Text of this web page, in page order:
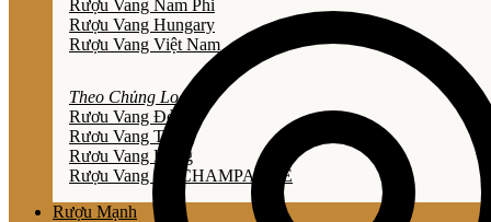
Rượu Vang Nam Phi
Rượu Vang Hungary
Rượu Vang Việt Nam
Theo Chủng Loại
Rươu Vang Đỏ
Rươu Vang Trắng
Rươu Vang Hồng
Rượu Vang Nổ/CHAMPAGNE
Rượu Mạnh